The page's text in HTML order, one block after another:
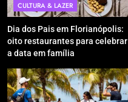
CULTURA & LAZER
Dia dos Pais em Florianópolis:
oito restaurantes para celebrar
a data em família